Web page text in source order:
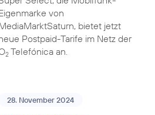
von
bietet jetzt
Postpaid-Tarife im Netz der
2Telefónica an.
28. November 2024